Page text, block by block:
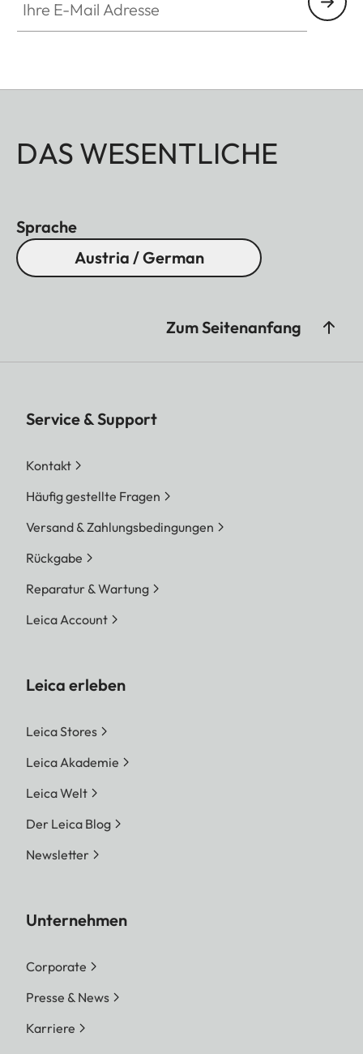
DAS WESENTLICHE
Sprache
Austria / German
Zum Seitenanfang
Service & Support
Kontakt
Häufig gestellte Fragen
Versand & Zahlungsbedingungen
Rückgabe
Reparatur & Wartung
Leica Account
Leica erleben
Leica Stores
Leica Akademie
Leica Welt
Der Leica Blog
Newsletter
Unternehmen
Corporate
Presse & News
Karriere